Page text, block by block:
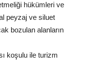
hükümleri ve
peyzaj ve siluet
bozulan alanların
koşulu ile turizm